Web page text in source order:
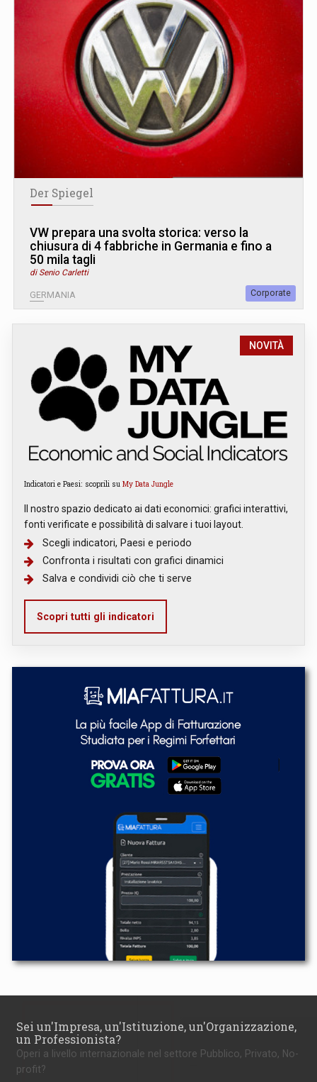
Der Spiegel
VW prepara una svolta storica: verso la
chiusura di 4 fabbriche in Germania e fino a
50 mila tagli
di Senio Carletti
GERMANIA Corporate
NOVITÀ
Indicatori e Paesi: scoprili su My Data Jungle
Il nostro spazio dedicato ai dati economici: grafici interattivi,
fonti verificate e possibilità di salvare i tuoi layout.
Scegli indicatori, Paesi e periodo
Confronta i risultati con grafici dinamici
Salva e condividi ciò che ti serve
Scopri tutti gli indicatori
Sei un'Impresa, un'Istituzione, un'Organizzazione,
un Professionista?
Operi a livello internazionale nel settore Pubblico, Privato, No-
profit?